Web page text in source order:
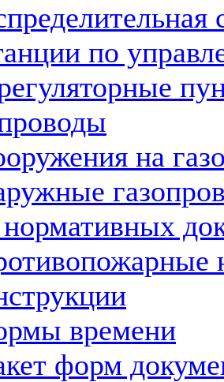
по
на
нормативных
времени
форм